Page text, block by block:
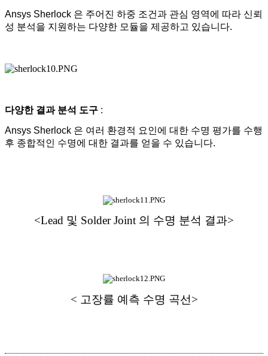
Ansys Sherlock 은 주어진 하중 조건과 관심 영역에 따라 신뢰
성 분석을 지원하는 다양한 모듈을 제공하고 있습니다.
다양한 결과 분석 도구 :
Ansys Sherlock 은 여러 환경적 요인에 대한 수명 평가를 수행
후 종합적인 수명에 대한 결과를 얻을 수 있습니다.
<Lead 및 Solder Joint 의 수명 분석 결과>
< 고장률 예측 수명 곡선>